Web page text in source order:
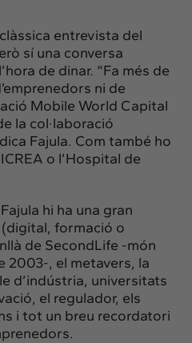
entrevista del
sí una conversa
de dinar. “Fa més de
ni de
Mobile World Capital
la col·laboració
Fajula. Com també ho
o l’Hospital de
hi ha una gran
(digital, formació o
de SecondLife -món
2003-, el metavers, la
d’indústria, universitats
el regulador, els
i tot un breu recordatori